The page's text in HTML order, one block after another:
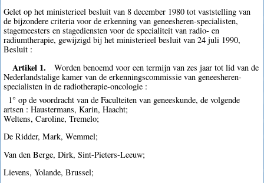
Gelet op het ministerieel besluit van 8 december 1980 tot vaststelling van
de bijzondere criteria voor de erkenning van geneesheren-specialisten,
stagemeesters en stagediensten voor de specialiteit van radio- en
radiumtherapie, gewijzigd bij het ministerieel besluit van 24 juli 1990,
Besluit :
Artikel 1.
Worden benoemd voor een termijn van zes jaar tot lid van de
Nederlandstalige kamer van de erkenningscommissie van geneesheren-
specialisten in de radiotherapie-oncologie :
1° op de voordracht van de Faculteiten van geneeskunde, de volgende
artsen : Haustermans, Karin, Haacht;
Weltens, Caroline, Tremelo;
De Ridder, Mark, Wemmel;
Van den Berge, Dirk, Sint-Pieters-Leeuw;
Lievens, Yolande, Brussel;